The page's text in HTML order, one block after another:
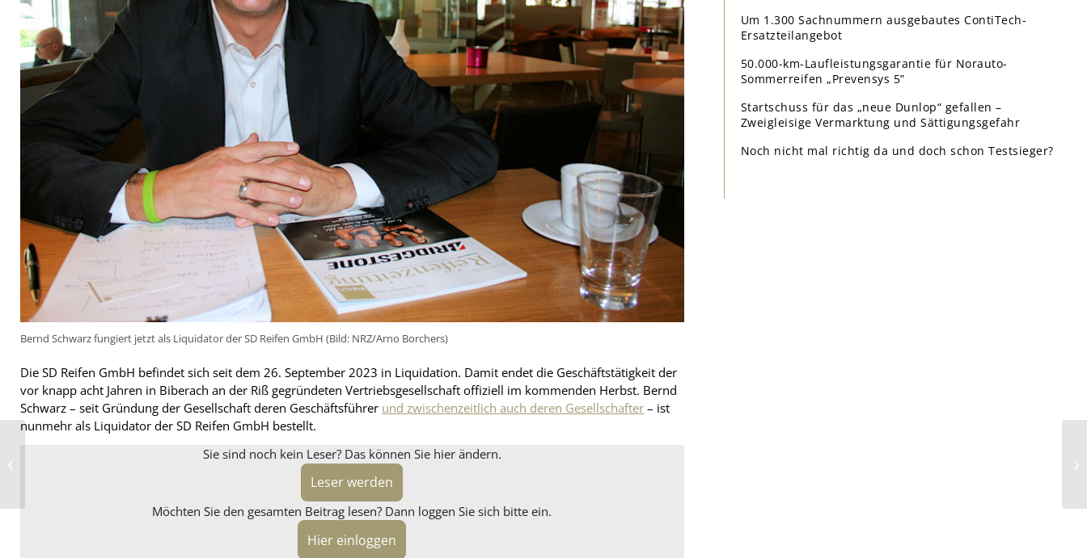
Bernd Schwarz fungiert jetzt als Liquidator der SD Reifen GmbH (Bild: NRZ/Arno Borchers)
Die SD Reifen GmbH befindet sich seit dem 26. September 2023 in Liquidation. Damit endet die Geschäftstätigkeit der
vor knapp acht Jahren in Biberach an der Riß gegründeten Vertriebsgesellschaft offiziell im kommenden Herbst. Bernd
Schwarz – seit Gründung der Gesellschaft deren Geschäftsführer und zwischenzeitlich auch deren Gesellschafter – ist
nunmehr als Liquidator der SD Reifen GmbH bestellt.
Sie sind noch kein Leser? Das können Sie hier ändern.
Leser werden
Möchten Sie den gesamten Beitrag lesen? Dann loggen Sie sich bitte ein.
Hier einloggen
Um 1.300 Sachnummern ausgebautes ContiTech-
Ersatzteilangebot
50.000-km-Laufleistungsgarantie für Norauto-
Sommerreifen „Prevensys 5”
Startschuss für das „neue Dunlop“ gefallen –
Zweigleisige Vermarktung und Sättigungsgefahr
Noch nicht mal richtig da und doch schon Testsieger?